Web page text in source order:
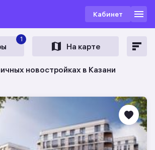
Кабинет
1
На карте
новостройках в Казани